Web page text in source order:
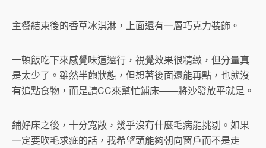
主餐結束後的香草冰淇淋，上面還有一層巧克力裝飾。
一頓飯吃下來感覺味道還行，視覺效果很精緻，但分量真
是太少了。雖然半飽狀態，但想著後面還能再點，也就沒
有追點食物，而是請CC來幫忙鋪床——將沙發放平就是。
鋪好床之後，十分寬敞，幾乎沒有什麼毛病能挑剔。如果
一定要吹毛求疵的話，我希望頭能夠朝向窗戶而不是走